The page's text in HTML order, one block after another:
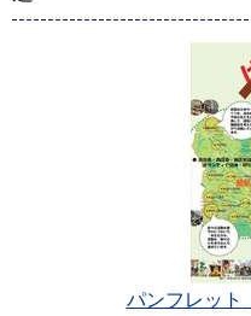
パンフレット